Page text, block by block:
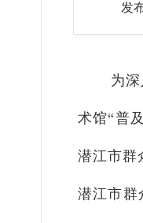
发
为
术馆“普
潜江市群
潜江市群